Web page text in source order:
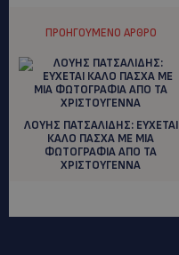
ΠΡΟΗΓΟΎΜΕΝΟ ΆΡΘΡΟ
ΛΟΥΗΣ ΠΑΤΣΑΛΙΔΗΣ: ΕΥΧΕΤΑΙ
ΚΑΛΟ ΠΑΣΧΑ ΜΕ ΜΙΑ
ΦΩΤΟΓΡΑΦΙΑ ΑΠΟ ΤΑ
ΧΡΙΣΤΟΥΓΕΝΝΑ